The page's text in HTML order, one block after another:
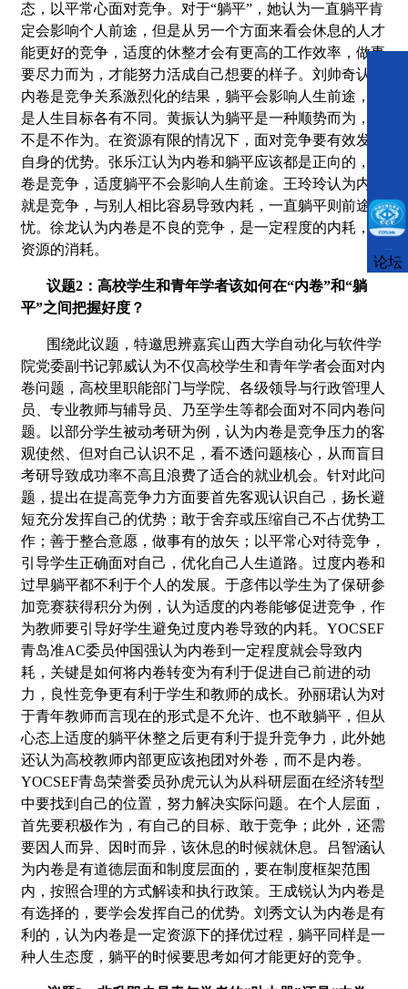
态，以平常心面对竞争。对于“躺平”，她认为一直躺平肯
定会影响个人前途，但是从另一个方面来看会休息的人才
能更好的竞争，适度的休整才会有更高的工作效率，做事
要尽力而为，才能努力活成自己想要的样子。刘帅奇认为
内卷是竞争关系激烈化的结果，躺平会影响人生前途，但
是人生目标各有不同。黄振认为躺平是一种顺势而为，而
不是不作为。在资源有限的情况下，面对竞争要有效发挥
自身的优势。张乐江认为内卷和躺平应该都是正向的，内
卷是竞争，适度躺平不会影响人生前途。王玲玲认为内卷
就是竞争，与别人相比容易导致内耗，一直躺平则前途堪
忧。徐龙认为内卷是不良的竞争，是一定程度的内耗，是
资源的消耗。
议题2 ：高校学生和青年学者该如何在“内卷”和“躺
平”之间把握好度？
围绕此议题，特邀思辨嘉宾山西大学自动化与软件学
院党委副书记郭威认为不仅高校学生和青年学者会面对内
卷问题，高校里职能部门与学院、各级领导与行政管理人
员、专业教师与辅导员、乃至学生等都会面对不同内卷问
题。以部分学生被动考研为例，认为内卷是竞争压力的客
观使然、但对自己认识不足，看不透问题核心，从而盲目
考研导致成功率不高且浪费了适合的就业机会。针对此问
题，提出在提高竞争力方面要首先客观认识自己，扬长避
短充分发挥自己的优势；敢于舍弃或压缩自己不占优势工
作；善于整合意愿，做事有的放矢；以平常心对待竞争，
引导学生正确面对自己，优化自己人生道路。过度内卷和
过早躺平都不利于个人的发展。于彦伟以学生为了保研参
加竞赛获得积分为例，认为适度的内卷能够促进竞争，作
为教师要引导好学生避免过度内卷导致的内耗。 YOCSEF
青岛准AC委员仲国强认为内卷到一定程度就会导致内
耗，关键是如何将内卷转变为有利于促进自己前进的动
力，良性竞争更有利于学生和教师的成长。孙丽珺认为对
于青年教师而言现在的形式是不允许、也不敢躺平，但从
心态上适度的躺平休整之后更有利于提升竞争力，此外她
还认为高校教师内部更应该抱团对外卷，而不是内卷。
YOCSEF青岛荣誉委员孙虎元认为从科研层面在经济转型
中要找到自己的位置，努力解决实际问题。在个人层面，
首先要积极作为，有自己的目标、敢于竞争；此外，还需
要因人而异、因时而异，该休息的时候就休息。吕智涵认
为内卷是有道德层面和制度层面的，要在制度框架范围
内，按照合理的方式解读和执行政策。王成锐认为内卷是
有选择的，要学会发挥自己的优势。刘秀文认为内卷是有
利的，认为内卷是一定资源下的择优过程，躺平同样是一
种人生态度，躺平的时候要思考如何才能更好的竞争。
论坛